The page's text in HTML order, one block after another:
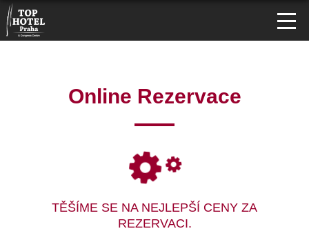
Online Rezervace
TĚŠÍME SE NA NEJLEPŠÍ CENY ZA
REZERVACI.